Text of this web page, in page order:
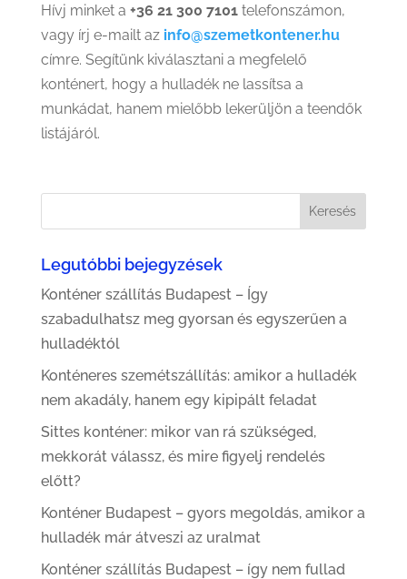
Hívj minket a +36 21 300 7101telefonszámon,
vagy írj e-mailt az info@szemetkontener.hu
címre. Segítünk kiválasztani a megfelelő
konténert, hogy a hulladék ne lassítsa a
munkádat, hanem mielőbb lekerüljön a teendők
listájáról.
Legutóbbi bejegyzések
Konténer szállítás Budapest – Így
szabadulhatsz meg gyorsan és egyszerűen a
hulladéktól
Konténeres szemétszállítás: amikor a hulladék
nem akadály, hanem egy kipipált feladat
Sittes konténer: mikor van rá szükséged,
mekkorát válassz, és mire figyelj rendelés
előtt?
Konténer Budapest – gyors megoldás, amikor a
hulladék már átveszi az uralmat
Konténer szállítás Budapest – így nem fullad